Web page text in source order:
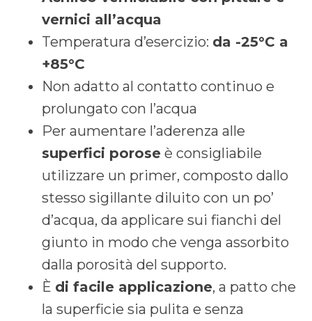
vernici all’acqua
Temperatura d’esercizio: da -25°C a
+85°C
Non adatto al contatto continuo e
prolungato con l’acqua
Per aumentare l’aderenza alle
superfici porose è consigliabile
utilizzare un primer, composto dallo
stesso sigillante diluito con un po’
d’acqua, da applicare sui fianchi del
giunto in modo che venga assorbito
dalla porosità del supporto.
È di facile applicazione, a patto che
la superficie sia pulita e senza